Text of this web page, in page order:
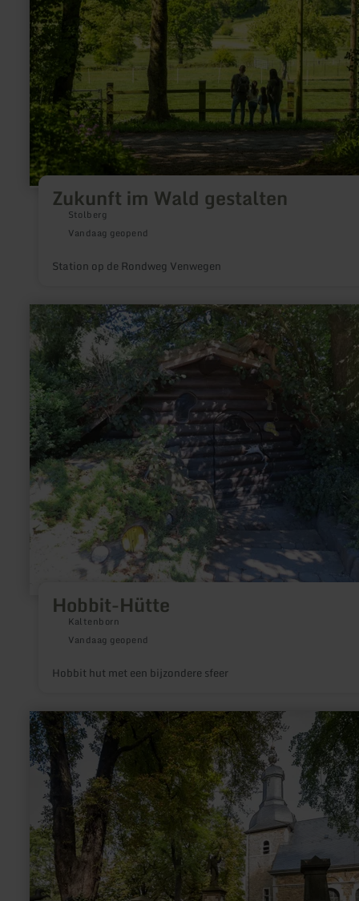
Zukunft im Wald gestalten
Stolberg
Vandaag geopend
Station op de Rondweg Venwegen
gestalten
Hobbit-Hütte
Kaltenborn
Vandaag geopend
Hobbit hut met een bijzondere sfeer
meer
informatie
over:
Hobbit-
Hütte
meer
informatie
over:
Roetgen
ohne
Kirche:
der
lange
Weg
zum
Gottesdienst